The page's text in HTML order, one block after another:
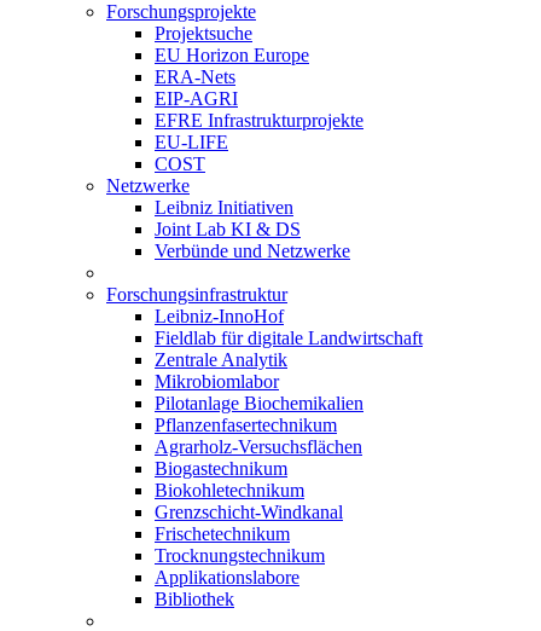
Forschungsprojekte
Projektsuche
EU Horizon Europe
ERA-Nets
EIP-AGRI
EFRE Infrastrukturprojekte
EU-LIFE
COST
Netzwerke
Leibniz Initiativen
Joint Lab KI & DS
Verbünde und Netzwerke
Forschungsinfrastruktur
Leibniz-InnoHof
Fieldlab für digitale Landwirtschaft
Zentrale Analytik
Mikrobiomlabor
Pilotanlage Biochemikalien
Pflanzenfasertechnikum
Agrarholz-Versuchsflächen
Biogastechnikum
Biokohletechnikum
Grenzschicht-Windkanal
Frischetechnikum
Trocknungstechnikum
Applikationslabore
Bibliothek